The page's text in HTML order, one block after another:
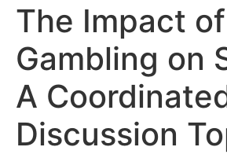
The Impact of
Gambling on
A
Discussion